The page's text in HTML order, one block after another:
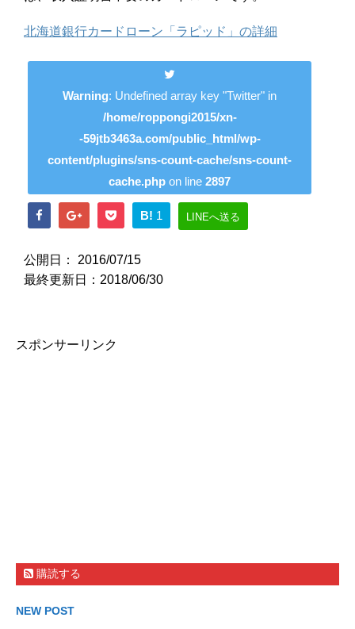
北海道銀行カードローン「ラピッド」の詳細
Warning: Undefined array key "Twitter" in
/home/roppongi2015/xn-
-59jtb3463a.com/public_html/wp-
content/plugins/sns-count-cache/sns-count-
cache.php on line 2897
B! 1 LINEへ送る
公開日： 2016/07/15
最終更新日：2018/06/30
スポンサーリンク
購読する
NEW POST